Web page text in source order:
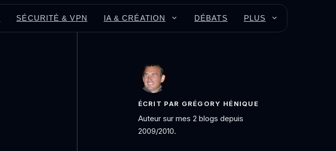
SÉCURITÉ & VPN IA & CRÉATION DÉBATS PLUS
ÉCRIT PAR GRÉGORY HÉNIQUE
Auteur sur mes 2 blogs depuis
2009/2010.